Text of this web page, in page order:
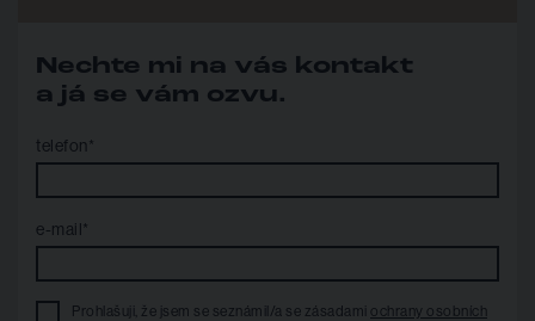
Nechte mi na vás kontakt
a já se vám ozvu.
telefon*
e-mail*
Prohlašuji, že jsem se seznámil/a se zásadami ochrany osobních